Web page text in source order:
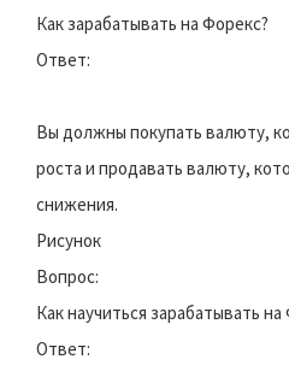
Как зарабатывать на Форекс?
Ответ:
Вы должны покупать валюту,
роста и продавать валюту,
снижения.
Рисунок
Вопрос:
Как научиться зарабатывать на
Ответ: